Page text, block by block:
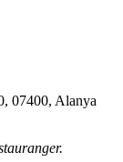
, 07400, Alanya